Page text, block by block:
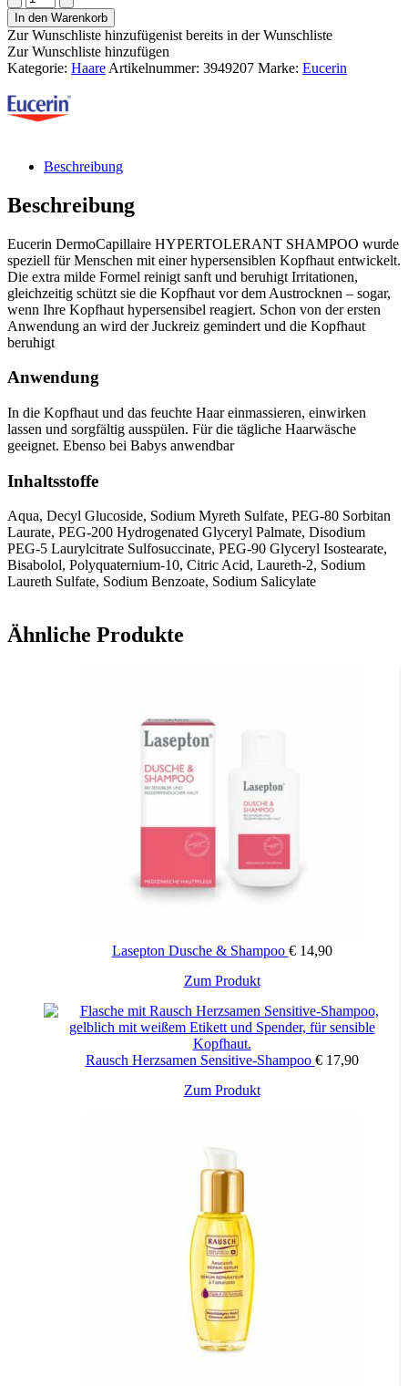
DermoCapillaire
Hypotolerant
Shampoo
Menge
In den Warenkorb
Zur Wunschliste hinzufügenist bereits in der Wunschliste
Zur Wunschliste hinzufügen
Kategorie: Haare Artikelnummer: 3949207 Marke: Eucerin
Beschreibung
Beschreibung
Eucerin DermoCapillaire HYPERTOLERANT SHAMPOO wurde
speziell für Menschen mit einer hypersensiblen Kopfhaut entwickelt.
Die extra milde Formel reinigt sanft und beruhigt Irritationen,
gleichzeitig schützt sie die Kopfhaut vor dem Austrocknen – sogar,
wenn Ihre Kopfhaut hypersensibel reagiert. Schon von der ersten
Anwendung an wird der Juckreiz gemindert und die Kopfhaut
beruhigt
Anwendung
In die Kopfhaut und das feuchte Haar einmassieren, einwirken
lassen und sorgfältig ausspülen. Für die tägliche Haarwäsche
geeignet. Ebenso bei Babys anwendbar
Inhaltsstoffe
Aqua, Decyl Glucoside, Sodium Myreth Sulfate, PEG-80 Sorbitan
Laurate, PEG-200 Hydrogenated Glyceryl Palmate, Disodium
PEG-5 Laurylcitrate Sulfosuccinate, PEG-90 Glyceryl Isostearate,
Bisabolol, Polyquaternium-10, Citric Acid, Laureth-2, Sodium
Laureth Sulfate, Sodium Benzoate, Sodium Salicylate
Ähnliche Produkte
Lasepton Dusche & Shampoo €14,90
Zum Produkt
Rausch Herzsamen Sensitive-Shampoo €17,90
Zum Produkt